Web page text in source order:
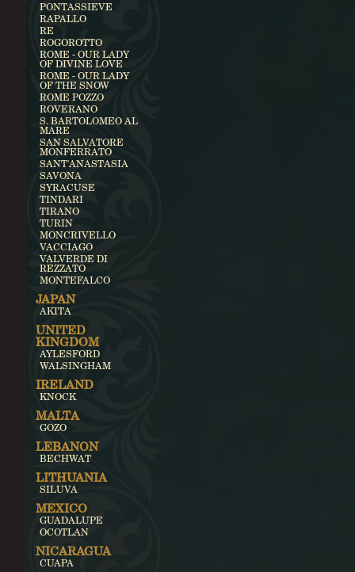
PONTASSIEVE
RAPALLO
RE
ROGOROTTO
ROME - OUR LADY
OF DIVINE LOVE
ROME - OUR LADY
OF THE SNOW
ROME POZZO
ROVERANO
S. BARTOLOMEO AL
MARE
SAN SALVATORE
MONFERRATO
SANT'ANASTASIA
SAVONA
SYRACUSE
TINDARI
TIRANO
TURIN
MONCRIVELLO
VACCIAGO
VALVERDE DI
REZZATO
MONTEFALCO
JAPAN
AKITA
UNITED
KINGDOM
AYLESFORD
WALSINGHAM
IRELAND
KNOCK
MALTA
GOZO
LEBANON
BECHWAT
LITHUANIA
SILUVA
MEXICO
GUADALUPE
OCOTLAN
NICARAGUA
CUAPA